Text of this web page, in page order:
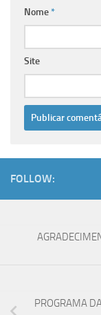
Nome*
Site
FOLLOW:
PROGRAMA